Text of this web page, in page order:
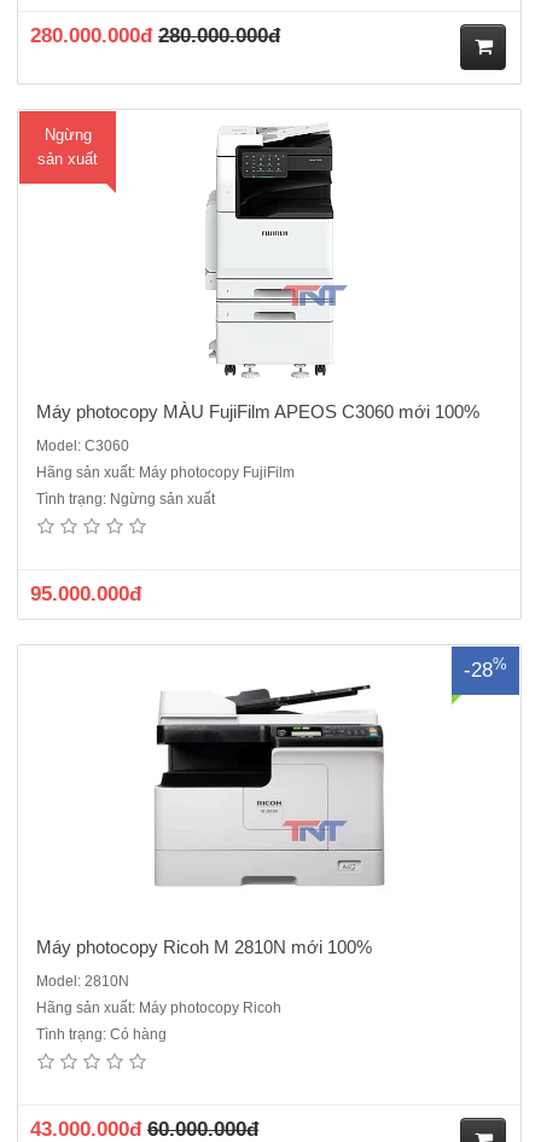
280.000.000đ 280.000.000đ
Ngừng
sản xuất
Máy photocopy MÀU FujiFilm APEOS C3060 mới 100%
Model: C3060
Hãng sản xuất: Máy photocopy FujiFilm
Tình trạng: Ngừng sản xuất
95.000.000đ
-28%
Máy photocopy Ricoh M 2810N mới 100%Loại máy: máy photocopy
trắng đenChức năng chuẩn: Copy, In, Scan màu, Duplex. ARDFTốc
độ: tối đa 28 trang/phút (A4) - 14 trang/phút (A3)Khổ giấy: A3,A4,A5Bộ
Máy photocopy Ricoh M 2810N mới 100%
Model: 2810N
Hãng sản xuất: Máy photocopy Ricoh
Tình trạng: Có hàng
43.000.000đ 60.000.000đ